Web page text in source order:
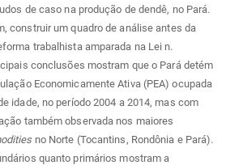
de caso na produção de dendê, no Pará.
construir um quadro de análise antes da
trabalhista amparada na Lei n.
conclusões mostram que o Pará detém
Economicamente Ativa (PEA) ocupada
idade, no período 2004 a 2014, mas com
também observada nos maiores
no Norte (Tocantins, Rondônia e Pará).
quanto primários mostram a